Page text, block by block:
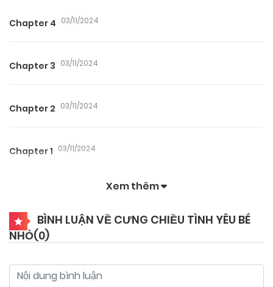
Chapter 4 03/11/2024
Chapter 3 03/11/2024
Chapter 2 03/11/2024
Chapter 1 03/11/2024
Xem thêm
BÌNH LUẬN VỀ CƯNG CHIỀU TÌNH YÊU BÉ
NHỎ(0)